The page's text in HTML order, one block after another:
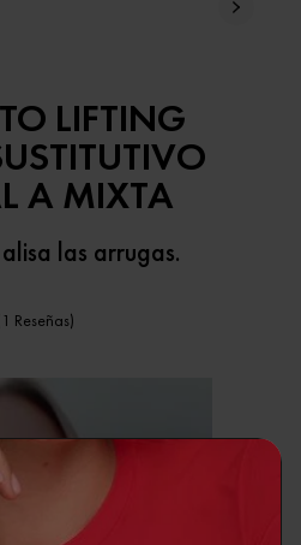
LIFTING
A MIXTA
las arrugas.
Reseñas)